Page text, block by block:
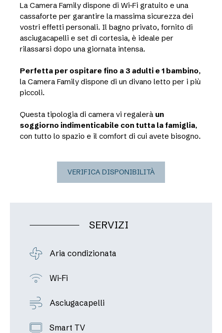
La Camera Family dispone di Wi-Fi gratuito e una
cassaforte per garantire la massima sicurezza dei
vostri effetti personali. Il bagno privato, fornito di
asciugacapelli e set di cortesia, è ideale per
rilassarsi dopo una giornata intensa.
Perfetta per ospitare fino a 3 adulti e 1 bambino,
la Camera Family dispone di un divano letto per i più
piccoli.
Questa tipologia di camera vi regalerà un
soggiorno indimenticabile con tutta la famiglia,
con tutto lo spazio e il comfort di cui avete bisogno.
VERIFICA DISPONIBILITÀ
SERVIZI
Aria condizionata
Wi-Fi
Asciugacapelli
Smart TV